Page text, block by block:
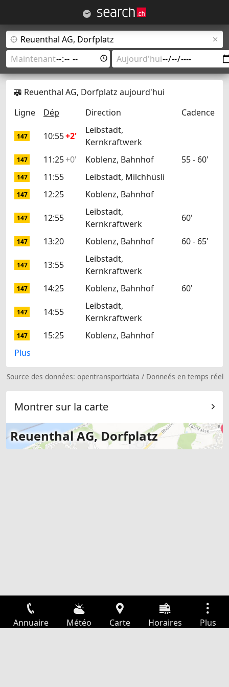
Reuenthal AG, Dorfplatz aujourd'hui
Ligne
Dép Direction Cadence
147 10:55+2'
Leibstadt,
Kernkraftwerk
147 11:25+0' Koblenz, Bahnhof 55 - 60'
147 11:55 Leibstadt, Milchhüsli
147 12:25 Koblenz, Bahnhof
147 12:55
Leibstadt,
Kernkraftwerk
60'
147 13:20 Koblenz, Bahnhof 60 - 65'
147 13:55
Leibstadt,
Kernkraftwerk
147 14:25 Koblenz, Bahnhof 60'
147 14:55
Leibstadt,
Kernkraftwerk
147 15:25
Koblenz, Bahnhof
Plus
Source des données:opentransportdata / Donneés en temps réel
Montrer sur la carte
Reuenthal AG, Dorfplatz
Annuaire Météo Carte Horaires Plus